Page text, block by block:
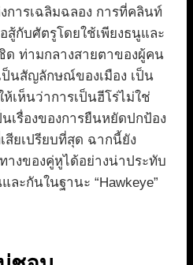
การเฉลิมฉลอง การที่คลินท์
สู้กับศัตรูโดยใช้เพียงธนูและ
ด ท่ามกลางสายตาของผู้คน
นสัญลักษณ์ของเมือง เป็น
เห็นว่าการเป็นฮีโร่ไม่ใช่
นเรื่องของการยืนหยัดปกป้อง
ยเปรียบที่สุด ฉากนี้ยัง
างของคู่หูได้อย่างน่าประทับ
ละกันในฐานะ “Hawkeye”